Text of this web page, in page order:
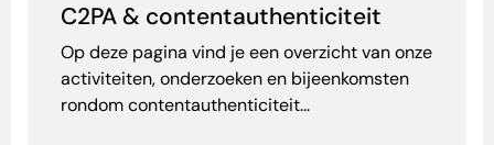
C2PA & contentauthenticiteit
Op deze pagina vind je een overzicht van onze
activiteiten, onderzoeken en bijeenkomsten
rondom contentauthenticiteit...